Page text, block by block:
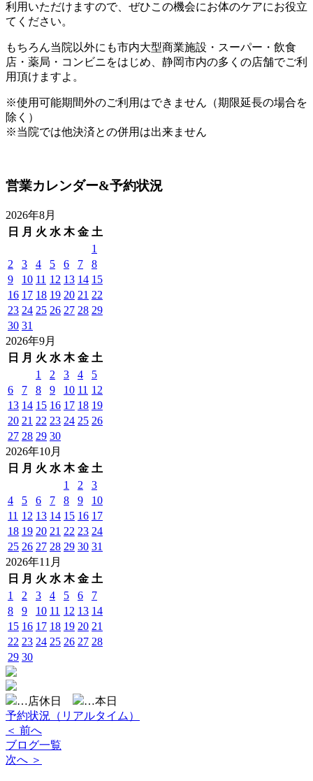
利用いただけますので、ぜひこの機会にお体のケアにお役立
てください。
もちろん当院以外にも市内大型商業施設・スーパー・飲食
店・薬局・コンビニをはじめ、静岡市内の多くの店舗でご利
用頂けますよ。
※使用可能期間外のご利用はできません（期限延長の場合を
除く）
※当院では他決済との併用は出来ません
営業カレンダー&予約状況
2026年8月
日
月 火 水 木 金 土
1
2
3 4 5 6 7
8
9
10 11 12 13 14 15
16 17 18 19 20 21 22
23 24 25 26 27 28 29
30 31
2026年9月
日
月 火 水 木 金 土
1
2 3 4
5
6
7 8 9 10 11 12
13 14 15 16 17 18 19
20 21 22 23 24 25 26
27 28 29 30
2026年10月
日
月 火 水 木 金 土
1
2
3
4
5 6 7 8 9
10
11 12 13 14 15 16 17
18 19 20 21 22 23 24
25 26 27 28 29 30 31
2026年11月
日
月 火 水 木 金 土
1
2 3 4 5 6
7
8
9 10 11 12 13 14
15 16 17 18 19 20 21
22 23 24 25 26 27 28
29 30
…店休日
…本日
予約状況（リアルタイム）
＜ 前へ
ブログ一覧
次へ ＞